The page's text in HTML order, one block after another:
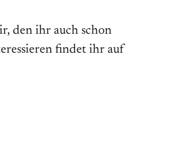
den ihr auch schon
findet ihr auf